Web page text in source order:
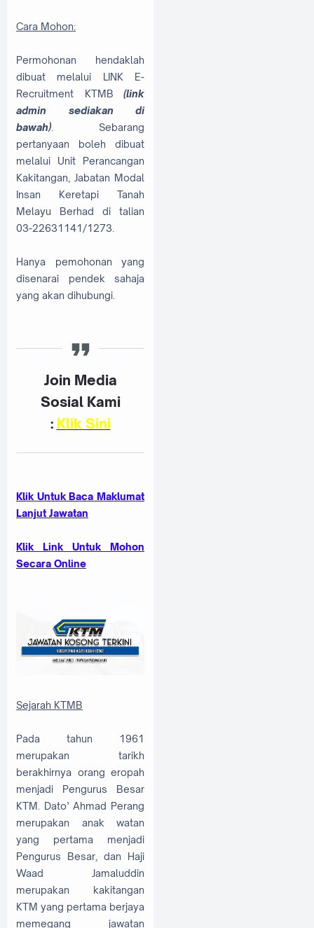
Cara Mohon:
Permohonan hendaklah
dibuat melalui LINK E-
Recruitment KTMB (link
admin sediakan di
bawah). Sebarang
pertanyaan boleh dibuat
melalui Unit Perancangan
Kakitangan, Jabatan Modal
Insan Keretapi Tanah
Melayu Berhad di talian
03-22631141/1273.
Hanya pemohonan yang
disenarai pendek sahaja
yang akan dihubungi.
Join Media
Sosial Kami
: Klik Sini
Klik Untuk Baca Maklumat
Lanjut Jawatan
Klik Link Untuk Mohon
Secara Online
Sejarah KTMB
Pada tahun 1961
merupakan tarikh
berakhirnya orang eropah
menjadi Pengurus Besar
KTM. Dato’ Ahmad Perang
merupakan anak watan
yang pertama menjadi
Pengurus Besar, dan Haji
Waad Jamaluddin
merupakan kakitangan
KTM yang pertama berjaya
memegang jawatan